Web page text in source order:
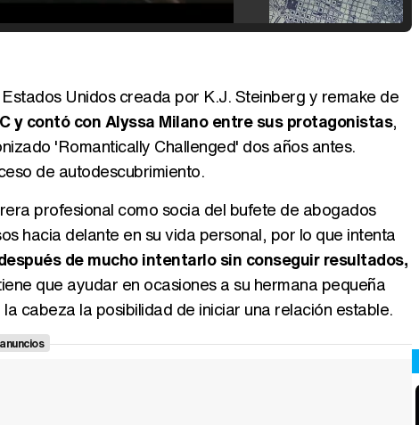
Canción ganadora de Eurovisión 2026: DARA con "Bangaranga" por Bulgaria
Unidos creada por K.J. Steinberg y remake de
y contó con Alyssa Milano entre sus protagonistas,
'Romantically Challenged' dos años antes.
de autodescubrimiento.
profesional como socia del bufete de abogados
hacia delante en su vida personal, por lo que intenta
de mucho intentarlo sin conseguir resultados,
que ayudar en ocasiones a su hermana pequeña
cabeza la posibilidad de iniciar una relación estable.